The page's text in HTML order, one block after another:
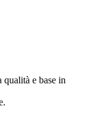
qualità e base in